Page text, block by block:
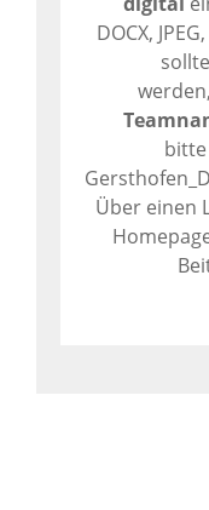
DOCX,
bitte
Über einen